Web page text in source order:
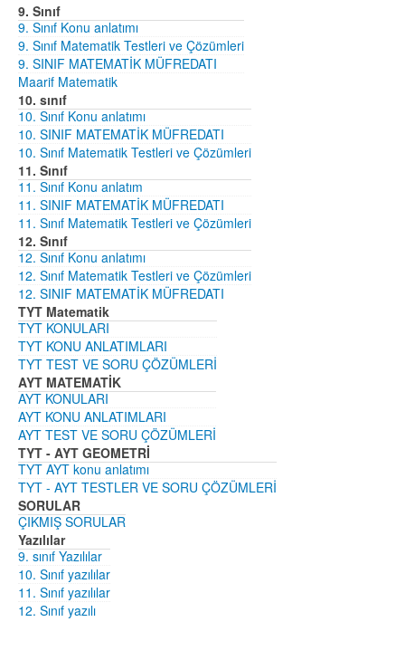
9. Sınıf
9. Sınıf Konu anlatımı
9. Sınıf Matematik Testleri ve Çözümleri
9. SINIF MATEMATİK MÜFREDATI
Maarif Matematik
10. sınıf
10. Sınıf Konu anlatımı
10. SINIF MATEMATİK MÜFREDATI
10. Sınıf Matematik Testleri ve Çözümleri
11. Sınıf
11. Sınıf Konu anlatım
11. SINIF MATEMATİK MÜFREDATI
11. Sınıf Matematik Testleri ve Çözümleri
12. Sınıf
12. Sınıf Konu anlatımı
12. Sınıf Matematik Testleri ve Çözümleri
12. SINIF MATEMATİK MÜFREDATI
TYT Matematik
TYT KONULARI
TYT KONU ANLATIMLARI
TYT TEST VE SORU ÇÖZÜMLERİ
AYT MATEMATİK
AYT KONULARI
AYT KONU ANLATIMLARI
AYT TEST VE SORU ÇÖZÜMLERİ
TYT - AYT GEOMETRİ
TYT AYT konu anlatımı
TYT - AYT TESTLER VE SORU ÇÖZÜMLERİ
SORULAR
ÇIKMIŞ SORULAR
Yazılılar
9. sınıf Yazılılar
10. Sınıf yazılılar
11. Sınıf yazılılar
12. Sınıf yazılı